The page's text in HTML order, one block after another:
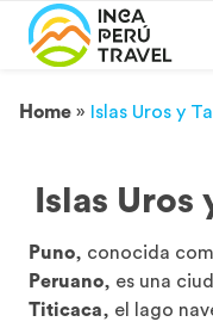
Home » Islas Uros y
Islas
Puno, conocida
Peruano, es una
Titicaca, el lago